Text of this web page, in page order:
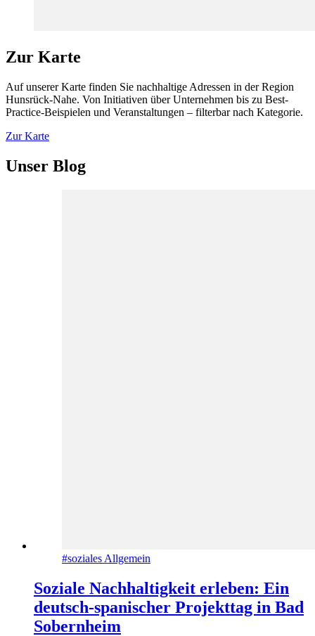
Zur Karte
Auf unserer Karte finden Sie nachhaltige Adressen in der Region
Hunsrück-Nahe. Von Initiativen über Unternehmen bis zu Best-
Practice-Beispielen und Veranstaltungen – filterbar nach Kategorie.
Zur Karte
Unser Blog
#soziales Allgemein
Soziale Nachhaltigkeit erleben: Ein
deutsch-spanischer Projekttag in Bad
Sobernheim